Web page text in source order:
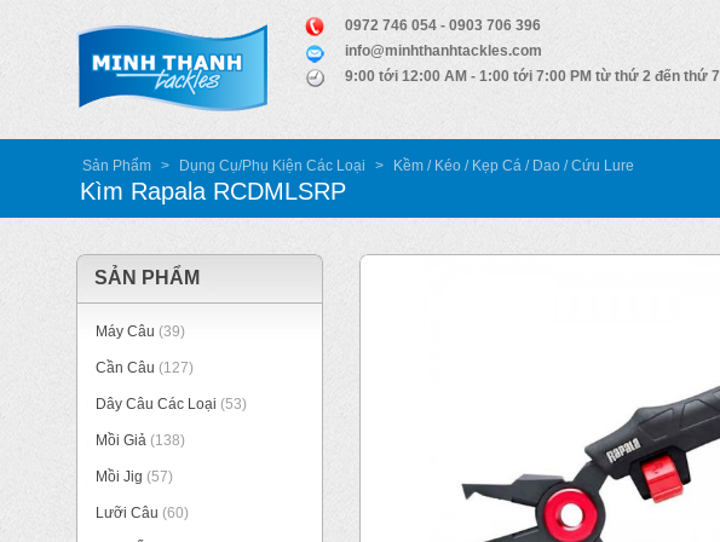
0972 746 054 - 0903 706 396
info@minhthanhtackles.com
9:00 tới 12:00 AM - 1:00 tới 7:00 PM từ thứ 2 đến thứ 7
Sản Phẩm > Dụng Cụ/Phụ Kiện Các Loại > Kềm / Kéo / Kẹp Cá / Dao / Cứu Lure
Kìm Rapala RCDMLSRP
SẢN PHẨM
Máy Câu (39)
Cần Câu (127)
Dây Câu Các Loại (53)
Mồi Giả (138)
Mồi Jig (57)
Lưỡi Câu (60)